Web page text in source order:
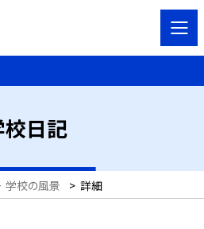
校日記
学校の風景 > 詳細